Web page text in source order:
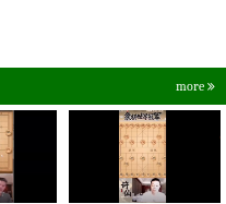
more